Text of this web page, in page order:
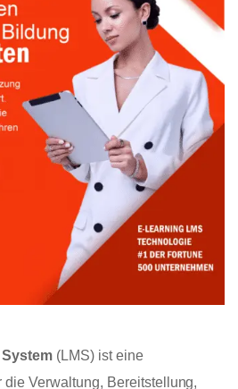
System (LMS) ist eine
Verwaltung, Bereitstellung,